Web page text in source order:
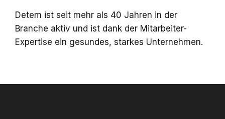
Detem ist seit mehr als 40 Jahren in der
Branche aktiv und ist dank der Mitarbeiter-
Expertise ein gesundes, starkes Unternehmen.